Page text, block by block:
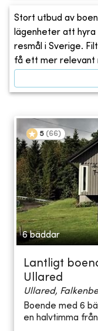
Stort utbud av
lägenheter att
resmål i Sverige.
få ett mer relevant
5 (66)
6 bäddar
Lantligt
Ullared
Ullared,
Boende med 6
en halvtimma